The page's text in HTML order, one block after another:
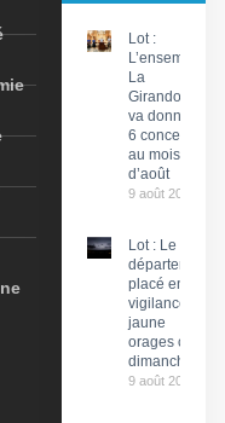
Lot :
L’ensemble
La
Girandola
va donner
6 concerts
au mois
d’août
9 août 2026
Lot : Le
département
placé en
vigilance
jaune
orages ce
dimanche
9 août 2026